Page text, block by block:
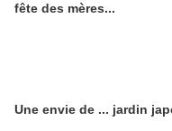
fête des mères...
Une envie de ... jardin